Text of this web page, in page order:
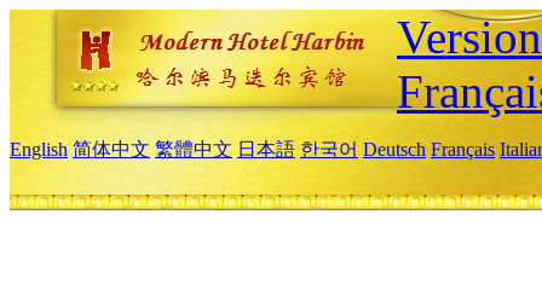
English 简体中文 繁體中文 日本語 한국어 Deutsch Français